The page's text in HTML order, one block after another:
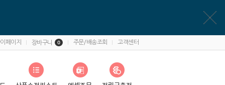
페이지 장바구니 0 주문/배송조회 고객센터